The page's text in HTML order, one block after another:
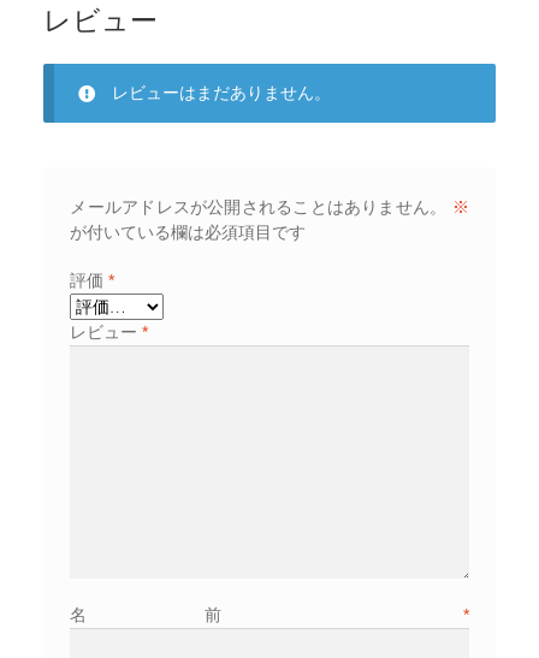
レビュー
レビューはまだありません。
メールアドレスが公開されることはありません。
※
が付いている欄は必須項目です
評価*
レビュー*
名前 *